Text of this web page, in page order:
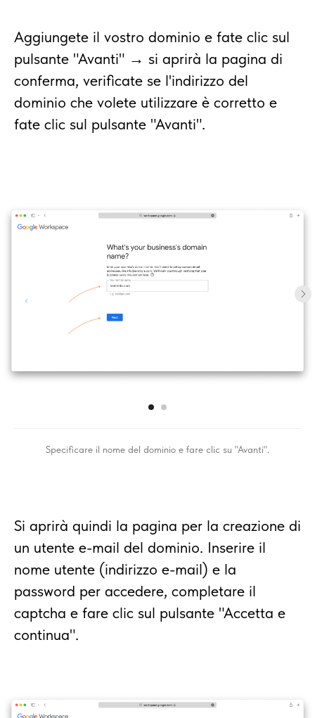
Aggiungete il vostro dominio e fate clic sul
pulsante "Avanti" → si aprirà la pagina di
conferma, verificate se l'indirizzo del
dominio che volete utilizzare è corretto e
fate clic sul pulsante "Avanti".
Specificare il nome del dominio e fare clic su "Avanti".
Si aprirà quindi la pagina per la creazione di
un utente e-mail del dominio. Inserire il
nome utente (indirizzo e-mail) e la
password per accedere, completare il
captcha e fare clic sul pulsante "Accetta e
continua".